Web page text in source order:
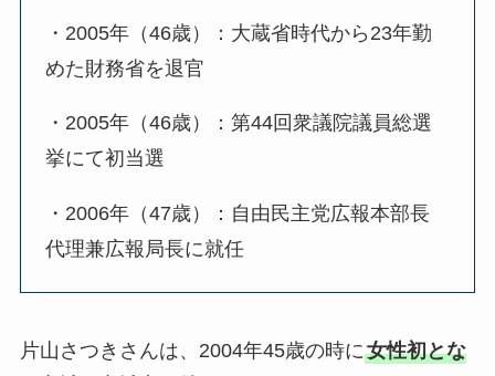
・2005年（46歳）：大蔵省時代から23年勤
めた財務省を退官
・2005年（46歳）：第44回衆議院議員総選
挙にて初当選
・2006年（47歳）：自由民主党広報本部長
代理兼広報局長に就任
片山さつきさんは、2004年45歳の時に女性初とな